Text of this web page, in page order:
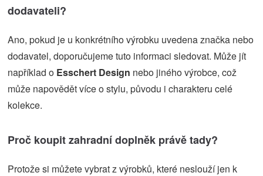
dodavateli?
Ano, pokud je u konkrétního výrobku uvedena značka nebo
dodavatel, doporučujeme tuto informaci sledovat. Může jít
například o Esschert Design nebo jiného výrobce, což
může napovědět více o stylu, původu i charakteru celé
kolekce.
Proč koupit zahradní doplněk právě tady?
Protože si můžete vybrat z výrobků, které neslouží jen k